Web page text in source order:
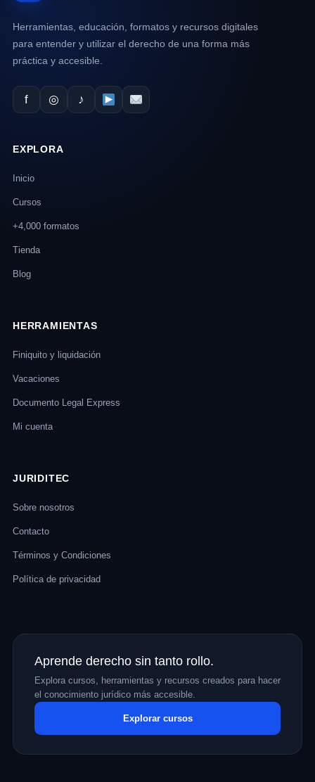
Herramientas, educación, formatos y recursos digitales
para entender y utilizar el derecho de una forma más
práctica y accesible.
f ◎ ♪
EXPLORA
Inicio
Cursos
+4,000 formatos
Tienda
Blog
HERRAMIENTAS
Finiquito y liquidación
Vacaciones
Documento Legal Express
Mi cuenta
JURIDITEC
Sobre nosotros
Contacto
Términos y Condiciones
Política de privacidad
Aprende derecho sin tanto rollo.
Explora cursos, herramientas y recursos creados para hacer
el conocimiento jurídico más accesible.
Explorar cursos